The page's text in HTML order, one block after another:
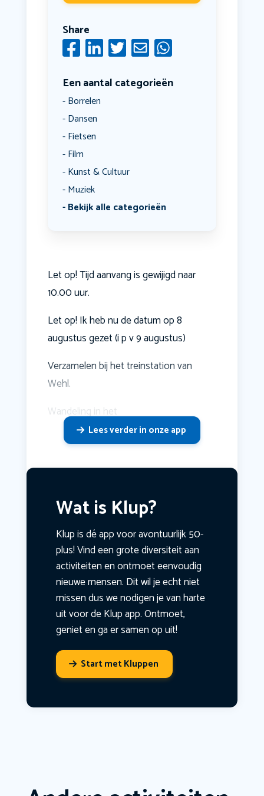
Share
Een aantal categorieën
Borrelen
Dansen
Fietsen
Film
Kunst & Cultuur
Muziek
Bekijk alle categorieën
Let op! Tijd aanvang is gewijigd naar
10.00 uur.
Let op! Ik heb nu de datum op 8
augustus gezet (i p v 9 augustus)
Verzamelen bij het treinstation van
Wehl.
Wandeling in het
Lees verder in onze app
Wat is Klup?
Klup is dé app voor avontuurlijk 50-
plus! Vind een grote diversiteit aan
activiteiten en ontmoet eenvoudig
nieuwe mensen. Dit wil je echt niet
missen dus we nodigen je van harte
uit voor de Klup app. Ontmoet,
geniet en ga er samen op uit!
Start met Kluppen